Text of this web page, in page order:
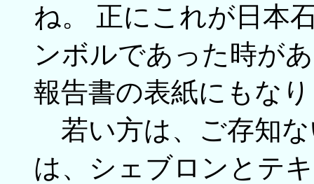
ね。 正にこれが日本
ンボルであった時が
報告書の表紙にもな
若い方は、ご存知
は、シェブロンとテ